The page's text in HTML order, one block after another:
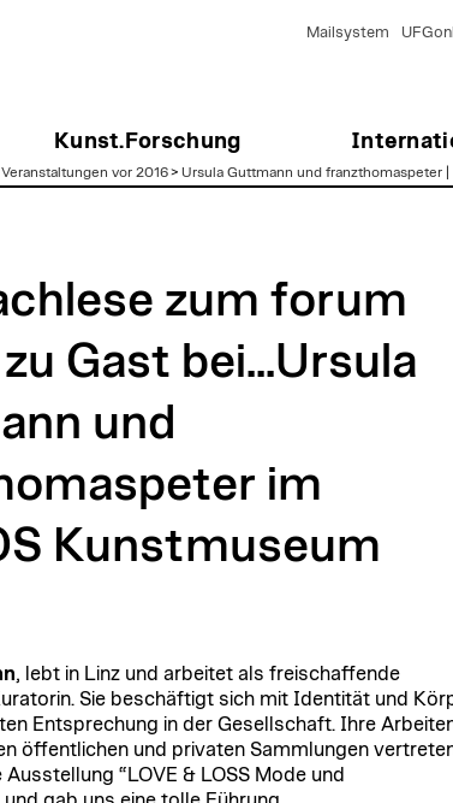
Kunst.Forschung
Mailsystem
Veranstaltungen vor 2016> Ursula Guttmann und franzthomaspeter |
zum forum
Gast bei...Ursula
und
im
Kunstmuseum
, lebt in Linz und arbeitet als freischaffende
Sie beschäftigt sich mit Identität und
Entsprechung in der Gesellschaft. Ihre
öffentlichen und privaten Sammlungen
“LOVE & LOSS Mode und